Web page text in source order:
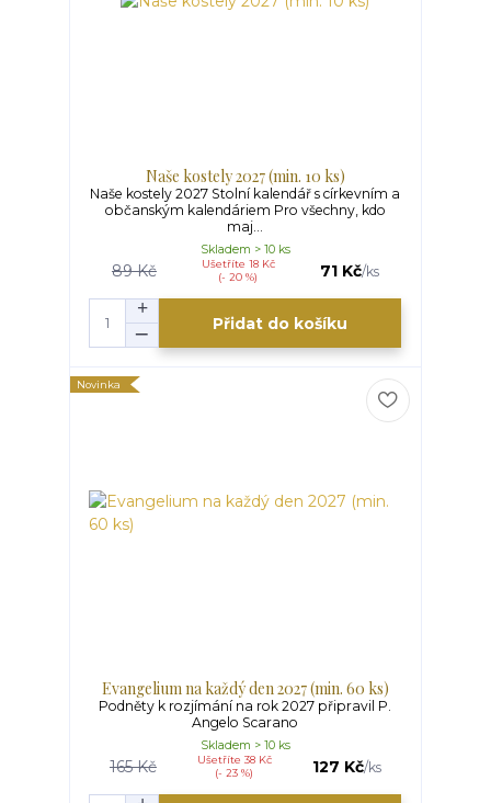
Naše kostely 2027 (min. 10 ks)
Naše kostely 2027 Stolní kalendář s církevním a
občanským kalendáriem Pro všechny, kdo
maj...
89 Kč
Ušetříte 18 Kč
(- 20 %)
71 Kč/ks
Skladem > 10 ks
Přidat do košíku
Novinka
Evangelium na každý den 2027 (min. 60 ks)
Podněty k rozjímání na rok 2027 připravil P.
Angelo Scarano
165 Kč
Ušetříte 38 Kč
(- 23 %)
127 Kč/ks
Skladem > 10 ks